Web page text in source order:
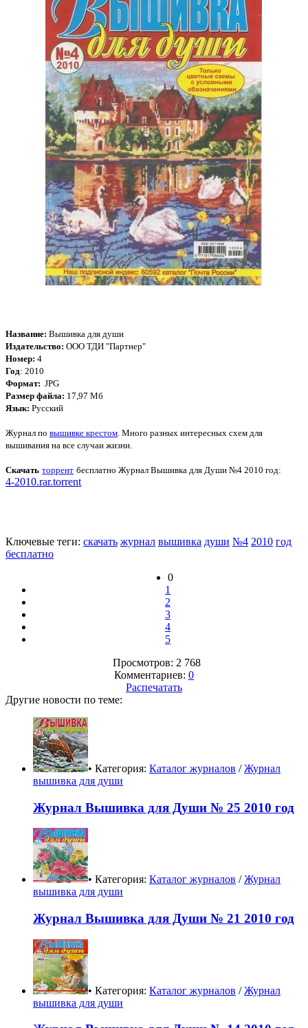
Название: Вышивка для души
Издательство: ООО ТДИ "Партнер"
Номер: 4
Год: 2010
Формат: JPG
Размер файла: 17,97 Мб
Язык: Русский
Журнал по вышивке крестом . Много разных интересных схем для
вышивания на все случаи жизни.
Скачать торрент бесплатно Журнал Вышивка для Души №4 2010 год:
4-2010.rar.torrent
Ключевые теги: скачать журнал вышивка души №4 2010 год
бесплатно
0
1
2
3
4
5
Просмотров: 2 768
Комментариев: 0
Распечатать
Другие новости по теме:
• Категория: Каталог журналов /Журнал
вышивка для души
Журнал Вышивка для Души № 25 2010 год
• Категория: Каталог журналов /Журнал
вышивка для души
Журнал Вышивка для Души № 21 2010 год
• Категория: Каталог журналов /Журнал
вышивка для души